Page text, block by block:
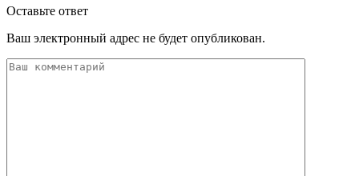
Оставьте ответ
Ваш электронный адрес не будет опубликован.